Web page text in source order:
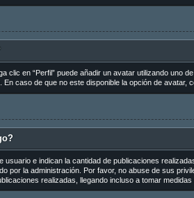
clic en “Perfil” puede añadir un avatar utilizando
caso de que no este disponible la opción de avatar,
usuario e indican la cantidad de publicaciones
por la administración. Por favor, no abuse de sus
realizadas, llegando incluso a tomar